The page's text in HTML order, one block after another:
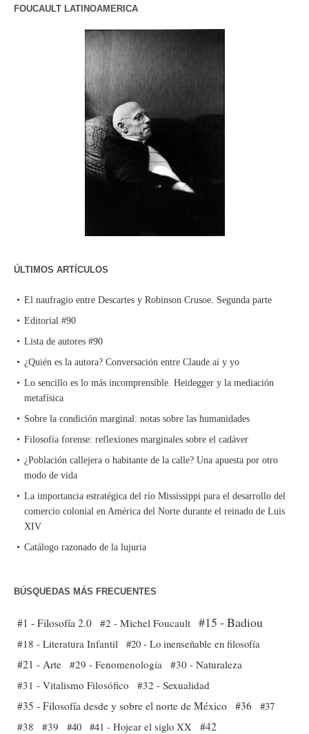
FOUCAULT LATINOAMERICA
ÚLTIMOS ARTÍCULOS
El naufragio entre Descartes y Robinson Crusoe. Segunda parte
Editorial #90
Lista de autores #90
¿Quién es la autora? Conversación entre Claude.ai y yo
Lo sencillo es lo más incomprensible. Heidegger y la mediación
metafísica
Sobre la condición marginal: notas sobre las humanidades
Filosofía forense: reflexiones marginales sobre el cadáver
¿Población callejera o habitante de la calle? Una apuesta por otro
modo de vida
La importancia estratégica del río Mississippi para el desarrollo del
comercio colonial en América del Norte durante el reinado de Luis
XIV
Catálogo razonado de la lujuria
BÚSQUEDAS MÁS FRECUENTES
#1 - Filosofía 2.0 #2 - Michel Foucault #15 - Badiou
#18 - Literatura Infantil #20 - Lo inenseñable en filosofía
#21 - Arte #29 - Fenomenología
#30 - Naturaleza
#31 - Vitalismo Filosófico
#32 - Sexualidad
#35 - Filosofía desde y sobre el norte de México #36 #37
#38
#39 #40 #41 - Hojear el siglo XX #42